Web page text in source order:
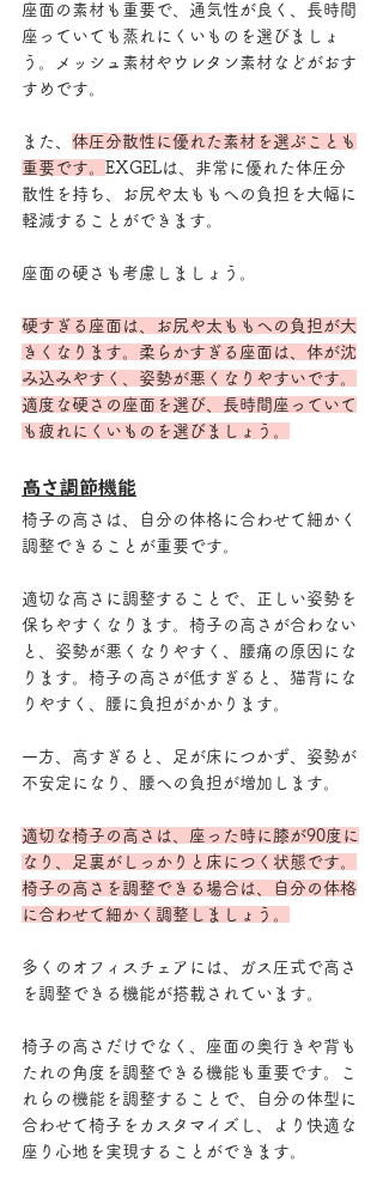
座面の素材も重要で、通気性が良く、長時間
座っていても蒸れにくいものを選びましょ
う。メッシュ素材やウレタン素材などがおす
すめです。
また、 体圧分散性に優れた素材を選ぶことも
重要です。
EXGELは、非常に優れた体圧分
散性を持ち、お尻や太ももへの負担を大幅に
軽減することができます。
座面の硬さも考慮しましょう。
硬すぎる座面は、お尻や太ももへの負担が大
きくなります。柔らかすぎる座面は、体が沈
み込みやすく、姿勢が悪くなりやすいです。
適度な硬さの座面を選び、長時間座っていて
も疲れにくいものを選びましょう。
高さ調節機能
椅子の高さは、自分の体格に合わせて細かく
調整できることが重要です。
適切な高さに調整することで、正しい姿勢を
保ちやすくなります。椅子の高さが合わない
と、姿勢が悪くなりやすく、腰痛の原因にな
ります。椅子の高さが低すぎると、猫背にな
りやすく、腰に負担がかかります。
一方、高すぎると、足が床につかず、姿勢が
不安定になり、腰への負担が増加します。
適切な椅子の高さは、座った時に膝が90度に
なり、足裏がしっかりと床につく状態です。
椅子の高さを調整できる場合は、自分の体格
に合わせて細かく調整しましょう。
多くのオフィスチェアには、ガス圧式で高さ
を調整できる機能が搭載されています。
椅子の高さだけでなく、座面の奥行きや背も
たれの角度を調整できる機能も重要です。こ
れらの機能を調整することで、自分の体型に
合わせて椅子をカスタマイズし、より快適な
座り心地を実現することができます。